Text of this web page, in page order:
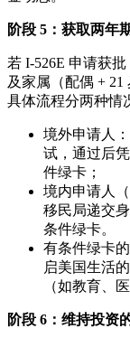
阶段 5：获取两年
若 I-526E 申请获
及家属（配偶 + 21
具体流程分两种情
境外申请人
试，通过后
件绿卡；
境内申请人
移民局递交
条件绿卡。
有条件绿卡
启美国生活
（如教育、
阶段 6：维持投资